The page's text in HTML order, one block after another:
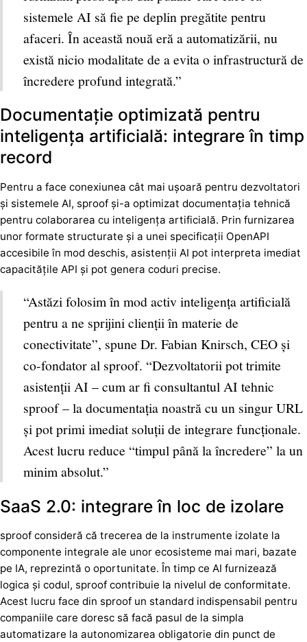
sistemele AI să fie pe deplin pregătite pentru
afaceri. În această nouă eră a automatizării, nu
există nicio modalitate de a evita o infrastructură de
încredere profund integrată.”
Documentație optimizată pentru
inteligența artificială: integrare în timp
record
Pentru a face conexiunea cât mai ușoară pentru dezvoltatori
și sistemele AI, sproof și-a optimizat documentația tehnică
pentru colaborarea cu inteligența artificială. Prin furnizarea
unor formate structurate și a unei specificații OpenAPI
accesibile în mod deschis, asistenții AI pot interpreta imediat
capacitățile API și pot genera coduri precise.
“Astăzi folosim în mod activ inteligența artificială
pentru a ne sprijini clienții în materie de
conectivitate”, spune Dr. Fabian Knirsch, CEO și
co-fondator al sproof. “Dezvoltatorii pot trimite
asistenții AI – cum ar fi consultantul AI tehnic
sproof – la documentația noastră cu un singur URL
și pot primi imediat soluții de integrare funcționale.
Acest lucru reduce “timpul până la încredere” la un
minim absolut.”
SaaS 2.0: integrare în loc de izolare
sproof consideră că trecerea de la instrumente izolate la
componente integrale ale unor ecosisteme mai mari, bazate
pe IA, reprezintă o oportunitate. În timp ce AI furnizează
logica și codul, sproof contribuie la nivelul de conformitate.
Acest lucru face din sproof un standard indispensabil pentru
companiile care doresc să facă pasul de la simpla
automatizare la autonomizarea obligatorie din punct de